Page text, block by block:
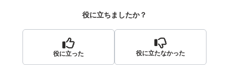
役に立ちましたか？
役に立った 役に立たなかった